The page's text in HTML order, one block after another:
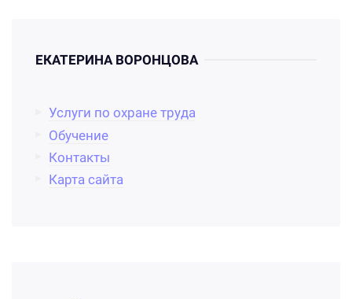
ЕКАТЕРИНА ВОРОНЦОВА
Услуги по охране труда
Обучение
Контакты
Карта сайта